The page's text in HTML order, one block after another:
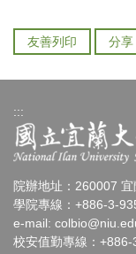
友善列印 分享
:::
院辦地址：260007
學院專線：+886-3-
e-mail:
校安值勤專線：